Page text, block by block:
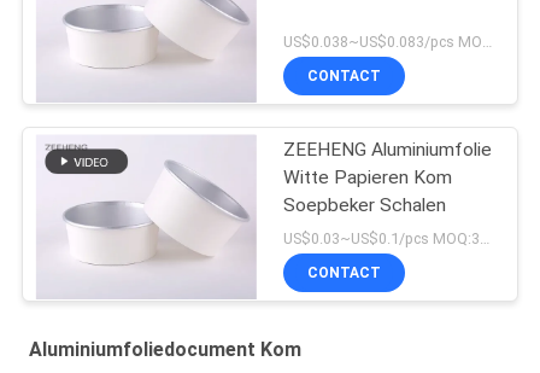
US$0.038~US$0.083/pcs MOQ:30000 PCs
CONTACT
ZEEHENG Aluminiumfolie
Witte Papieren Kom
Soepbeker Schalen
US$0.03~US$0.1/pcs MOQ:30000pcs
CONTACT
Aluminiumfoliedocument Kom